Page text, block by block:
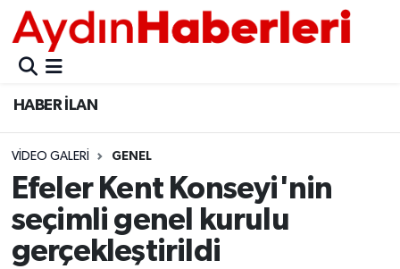
HABER İLAN
VIDEO GALERI GENEL
Efeler Kent Konseyi'nin
seçimli genel kurulu
gerçekleştirildi
GÜNCEL
POLİTİKA
BELEDİYELER
ASAYİŞ
EKONOMİ
Aydın Nöbetçi Eczaneler
Aydın Hava Durumu
Aydin Namaz Vakitleri
Aydın Trafik Yoğunluk Haritası
Süper Lig Puan Durumu ve Fikstür